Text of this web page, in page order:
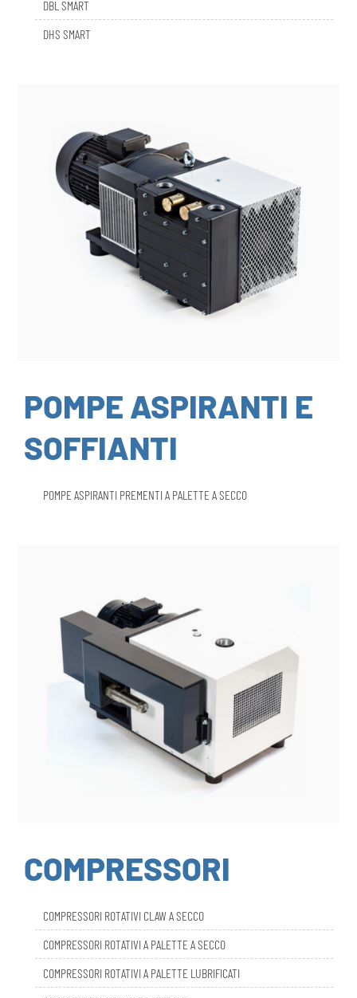
DHS SMART
POMPE ASPIRANTI E
SOFFIANTI
COMPRESSORI
COMPRESSORI ROTATIVI A PALETTE A SECCO
COMPRESSORI ROTATIVI A PALETTE LUBRIFICATI
COMPRESSORI A CANALE LATERALE